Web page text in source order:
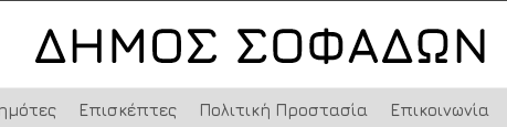
Επισκέπτες Πολιτική Προστασία Επικοινωνία